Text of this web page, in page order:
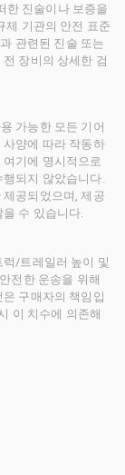
한 진술이나 보증을
제 기관의 안전 표준
관련된 진술 또는
장비의 상세한 검
가능한 모든 기어
양에 따라 작동하
기에 명시적으로
되지 않았습니다.
공되었으며, 제공
수 있습니다.
/트레일러 높이 및
전한 운송을 위해
구매자의 책임입
이 치수에 의존해